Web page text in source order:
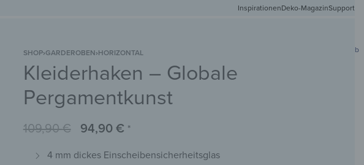
InspirationenDeko-MagazinSupport
Warenkorb
SCHNEIDEBRETTERMAGNETMATTENSCHLÜSSELBRETTERKREIDETAFELN
SHOP›GARDEROBEN›HORIZONTAL
Kleiderhaken – Globale
Pergamentkunst
109,90€ 94,90 € *
4 mm dickes Einscheibensicherheitsglas